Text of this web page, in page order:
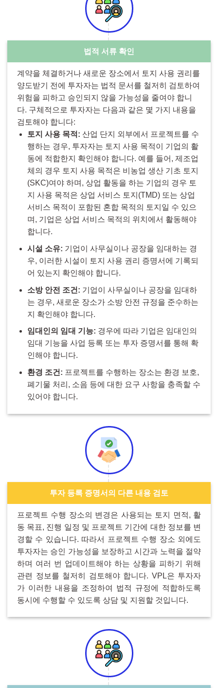
법적 서류 확인
계약을 체결하거나 새로운 장소에서 토지 사용 권리를
양도받기 전에 투자자는 법적 문서를 철저히 검토하여
위험을 피하고 승인되지 않을 가능성을 줄여야 합니
다. 구체적으로 투자자는 다음과 같은 몇 가지 내용을
검토해야 합니다:
토지 사용 목적: 산업 단지 외부에서 프로젝트를 수
행하는 경우, 투자자는 토지 사용 목적이 기업의 활
동에 적합한지 확인해야 합니다. 예를 들어, 제조업
체의 경우 토지 사용 목적은 비농업 생산 기초 토지
(SKC)여야 하며, 상업 활동을 하는 기업의 경우 토
지 사용 목적은 상업 서비스 토지(TMD) 또는 상업
서비스 목적이 포함된 혼합 목적의 토지일 수 있으
며, 기업은 상업 서비스 목적의 위치에서 활동해야
합니다.
시설 소유: 기업이 사무실이나 공장을 임대하는 경
우, 이러한 시설이 토지 사용 권리 증명서에 기록되
어 있는지 확인해야 합니다.
소방 안전 조건: 기업이 사무실이나 공장을 임대하
는 경우, 새로운 장소가 소방 안전 규정을 준수하는
지 확인해야 합니다.
임대인의 임대 기능: 경우에 따라 기업은 임대인의
임대 기능을 사업 등록 또는 투자 증명서를 통해 확
인해야 합니다.
환경 조건: 프로젝트를 수행하는 장소는 환경 보호,
폐기물 처리, 소음 등에 대한 요구 사항을 충족할 수
있어야 합니다.
투자 등록 증명서의 다른 내용 검토
프로젝트 수행 장소의 변경은 사용되는 토지 면적, 활
동 목표, 진행 일정 및 프로젝트 기간에 대한 정보를 변
경할 수 있습니다. 따라서 프로젝트 수행 장소 외에도
투자자는 승인 가능성을 보장하고 시간과 노력을 절약
하며 여러 번 업데이트해야 하는 상황을 피하기 위해
관련 정보를 철저히 검토해야 합니다. VPL은 투자자
가 이러한 내용을 조정하여 법적 규정에 적합하도록
동시에 수행할 수 있도록 상담 및 지원할 것입니다.